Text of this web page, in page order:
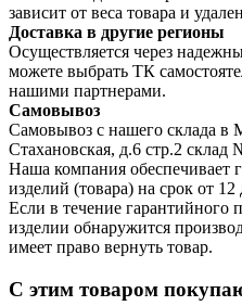
зависит от веса товара и
Доставка в другие регионы
Осуществляется через
можете выбрать ТК
нашими партнерами.
Самовывоз
Самовывоз с нашего склада в
Стахановская, д.6 стр.2 склад
Наша компания обеспечивает
изделий (товара) на срок от
Если в течение гарантийного
изделии обнаружится
имеет право вернуть товар.
С этим товаром